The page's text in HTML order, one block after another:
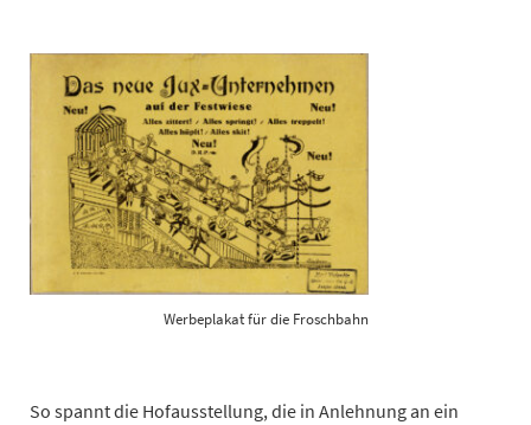
Werbeplakat für die Froschbahn
So spannt die Hofausstellung, die in Anlehnung an ein